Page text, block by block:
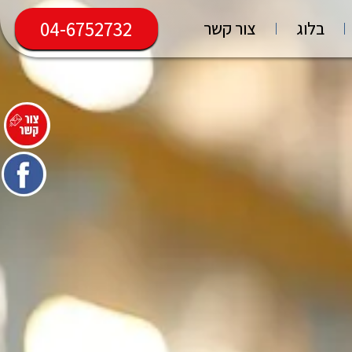
בלוג צור קשר 04-6752732